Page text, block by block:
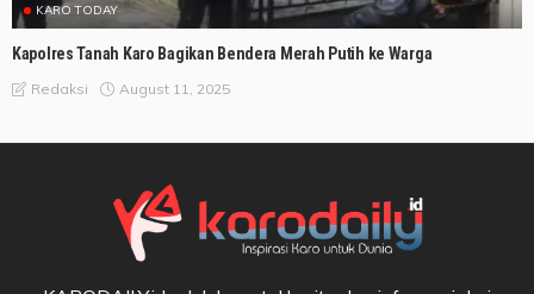
KARO TODAY
Kapolres Tanah Karo Bagikan Bendera Merah Putih ke Warga
Redaksi August 11, 2025